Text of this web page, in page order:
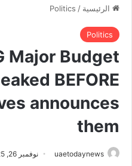
الرئيسية /
Politics
Politics
Major Budget
BEFORE
announces
them
uaetodaynews نوفمبر 26, 2025